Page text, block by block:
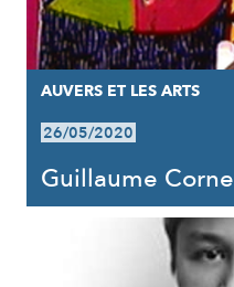
AUVERS ET LES ARTS
26/05/2020
Guillaume